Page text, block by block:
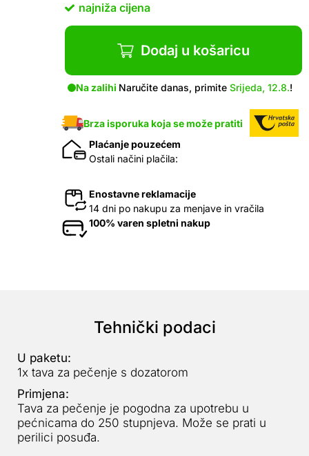
najniža cijena
Dodaj u košaricu
Na zalihi Naručite danas, primite Srijeda, 12.8.!
Brza isporuka koja se može pratiti
Plaćanje pouzećem
Ostali načini plačila:
Enostavne reklamacije
14 dni po nakupu za menjave in vračila
100% varen spletni nakup
Tehnički podaci
U paketu:
1x tava za pečenje s dozatorom
Primjena:
Tava za pečenje je pogodna za upotrebu u
pećnicama do 250 stupnjeva. Može se prati u
perilici posuđa.